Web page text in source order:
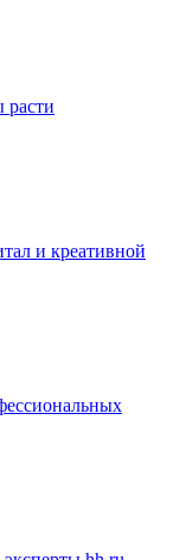
расти
и креативной